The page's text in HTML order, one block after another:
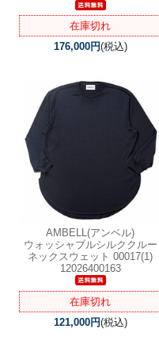
在庫切れ
176,000円(税込)
AMBELL(アンベル)
ウォッシャブルシルククルー
ネックスウェット 00017(1)
12026400163
在庫切れ
121,000円(税込)